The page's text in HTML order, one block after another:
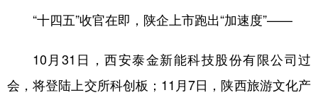
广东 广西 海南 重庆
“十四五”收官在即，陕企上市跑出“加速度”——
10月31日，西安泰金新能科技股份有限公司过
会，将登陆上交所科创板；11月7日，陕西旅游文化产